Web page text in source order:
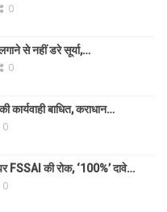
0
से नहीं डरे सूर्या,…
0
कार्यवाही बाधित, कराधान…
0
FSSAI की रोक, ‘100%’ दावे…
0